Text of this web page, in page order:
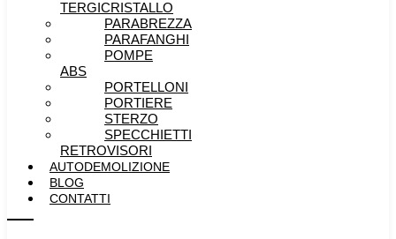
TERGICRISTALLO
PARABREZZA
PARAFANGHI
POMPE
ABS
PORTELLONI
PORTIERE
STERZO
SPECCHIETTI
RETROVISORI
AUTODEMOLIZIONE
BLOG
CONTATTI